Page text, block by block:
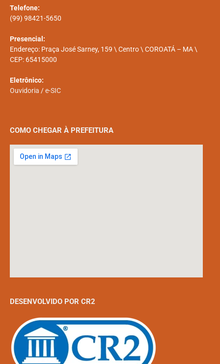
Telefone:
(99) 98421-5650
Presencial:
Endereço: Praça José Sarney, 159 \ Centro \ COROATÁ – MA \
CEP: 65415000
Eletrônico:
Ouvidoria /e-SIC
COMO CHEGAR À PREFEITURA
DESENVOLVIDO POR CR2